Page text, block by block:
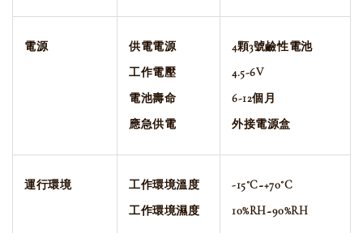
電源
供電電源
工作電壓
電池壽命
應急供電
4顆3號鹼性電池
4.5-6V
6-12個月
外接電源盒
運行環境
工作環境溫度
工作環境濕度
-15˚C~+70˚C
10%RH~90%RH